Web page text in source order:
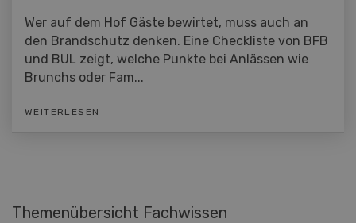
Wer auf dem Hof Gäste bewirtet, muss auch an
den Brandschutz denken. Eine Checkliste von BFB
und BUL zeigt, welche Punkte bei Anlässen wie
Brunchs oder Fam...
WEITERLESEN
Themenübersicht Fachwissen